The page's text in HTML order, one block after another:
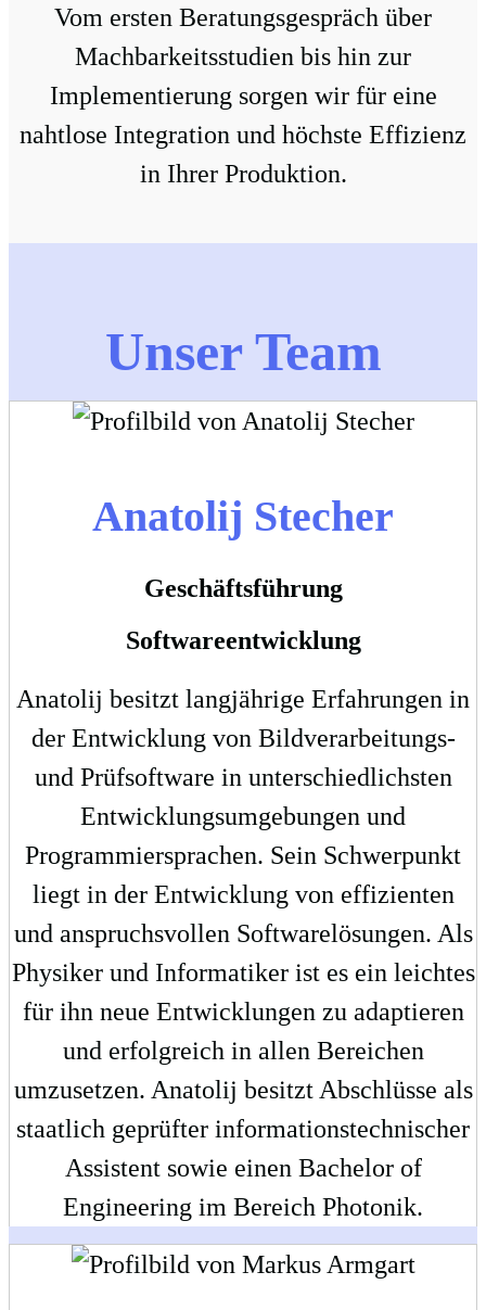
Vom ersten Beratungsgespräch über
Machbarkeitsstudien bis hin zur
Implementierung sorgen wir für eine
nahtlose Integration und höchste Effizienz
in Ihrer Produktion.
Unser Team
Anatolij Stecher
Geschäftsführung
Softwareentwicklung
Anatolij besitzt langjährige Erfahrungen in
der Entwicklung von Bildverarbeitungs-
und Prüfsoftware in unterschiedlichsten
Entwicklungsumgebungen und
Programmiersprachen. Sein Schwerpunkt
liegt in der Entwicklung von effizienten
und anspruchsvollen Softwarelösungen. Als
Physiker und Informatiker ist es ein leichtes
für ihn neue Entwicklungen zu adaptieren
und erfolgreich in allen Bereichen
umzusetzen. Anatolij besitzt Abschlüsse als
staatlich geprüfter informationstechnischer
Assistent sowie einen Bachelor of
Engineering im Bereich Photonik.